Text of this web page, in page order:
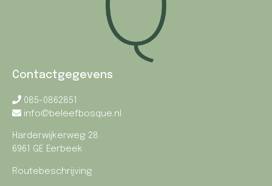
Contactgegevens
085-0862851
info@beleefbosque.nl
Harderwijkerweg 28
6961 GE Eerbeek
Routebeschrijving